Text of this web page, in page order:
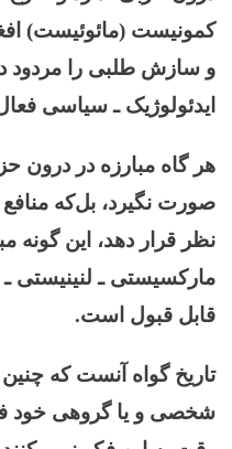
کمونیست (مائوئیست)
و سازش طلبی را مردود
ایدئولوژیک ـ سیاسی
هر گاه مبارزه در درون
صورت نگیرد، بل‌که
نظر قرار دهد، این گونه
مارکسیستی ـ لنینیستی ـ
قابل قبول است.
تاریخ گواه آنست که
شخصی و یا گروهی خود